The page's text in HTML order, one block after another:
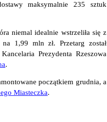
maksymalnie 235 sztuk
niemal idealnie wstrzeliła się z
1,99 mln zł. Przetarg został
Prezydenta Rzeszowa
.
początkiem grudnia, a
Miasteczka.